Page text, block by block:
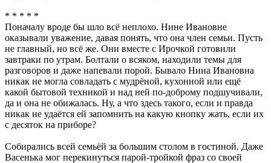
* * * * *
Поначалу вроде бы шло всё неплохо. Нине Ивановне
оказывали уважение, давая понять, что она член семьи. Пусть
не главный, но всё же. Они вместе с Ирочкой готовили
завтраки по утрам. Болтали о всяком, находили темы для
разговоров и даже напевали порой. Бывало Нина Ивановна
никак не могла совладать с мудрёной, кухонной или ещё
какой бытовой техникой и над ней по-доброму подшучивали,
да и она не обижалась. Ну, а что здесь такого, если и правда
никак не удаётся ей запомнить на какую кнопку жать, если их
с десяток на приборе?
Собирались всей семьёй за большим столом в гостиной. Даже
Васенька мог перекинуться парой-тройкой фраз со своей